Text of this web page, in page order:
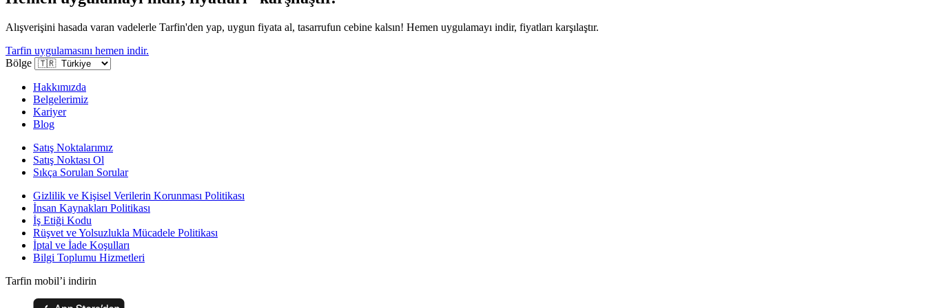
Alışverişini hasada varan vadelerle Tarfin'den yap, uygun fiyata al, tasarrufun cebine kalsın! Hemen uygulamayı indir, fiyatları karşılaştır.
Tarfin uygulamasını hemen indir.
Bölge
Hakkımızda
Belgelerimiz
Kariyer
Blog
Satış Noktalarımız
Satış Noktası Ol
Sıkça Sorulan Sorular
Gizlilik ve Kişisel Verilerin Korunması Politikası
İnsan Kaynakları Politikası
İş Etiği Kodu
Rüşvet ve Yolsuzlukla Mücadele Politikası
İptal ve İade Koşulları
Bilgi Toplumu Hizmetleri
Tarfin mobil’i indirin